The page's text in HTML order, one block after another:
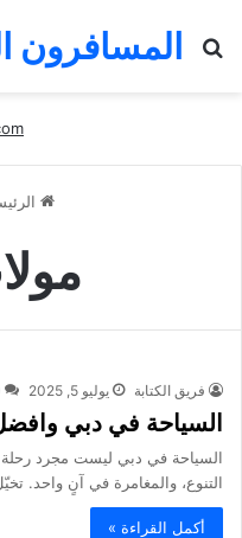
المسافرونبحث
فريق الكتابة يوليو 5, 2025
السياحة في دبي وافضل 20 مكان سياحي ننصح
السياحة في دبي ليست مجرد رحلة
التنوع، والمغامرة في آنٍ واحد.
أكمل القراءة »